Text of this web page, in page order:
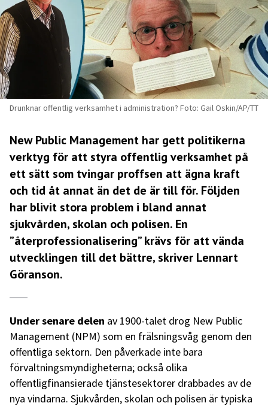
Drunknar offentlig verksamhet i administration? Foto: Gail Oskin/AP/TT
New Public Management har gett politikerna
verktyg för att styra offentlig verksamhet på
ett sätt som tvingar proffsen att ägna kraft
och tid åt annat än det de är till för. Följden
har blivit stora problem i bland annat
sjukvården, skolan och polisen. En
”återprofessionalisering” krävs för att vända
utvecklingen till det bättre, skriver Lennart
Göranson.
Under senare delen av 1900-talet drog New Public
Management (NPM) som en frälsningsvåg genom den
offentliga sektorn. Den påverkade inte bara
förvaltningsmyndigheterna; också olika
offentligfinansierade tjänstesektorer drabbades av de
nya vindarna. Sjukvården, skolan och polisen är typiska